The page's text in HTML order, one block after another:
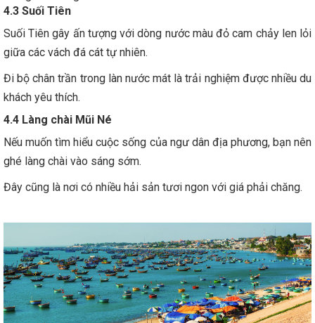
4.3 Suối Tiên
Suối Tiên gây ấn tượng với dòng nước màu đỏ cam chảy len lỏi
giữa các vách đá cát tự nhiên.
Đi bộ chân trần trong làn nước mát là trải nghiệm được nhiều du
khách yêu thích.
4.4 Làng chài Mũi Né
Nếu muốn tìm hiểu cuộc sống của ngư dân địa phương, bạn nên
ghé làng chài vào sáng sớm.
Đây cũng là nơi có nhiều hải sản tươi ngon với giá phải chăng.